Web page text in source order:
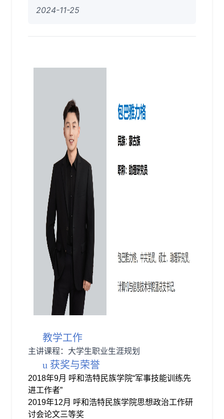
2024-11-25
教学工作
主讲课程：大学生职业生涯规划
u 获奖与荣誉
2018年9月 呼和浩特民族学院“军事技能训练先
进工作者”
2019年12月 呼和浩特民族学院思想政治工作研
讨会论文三等奖